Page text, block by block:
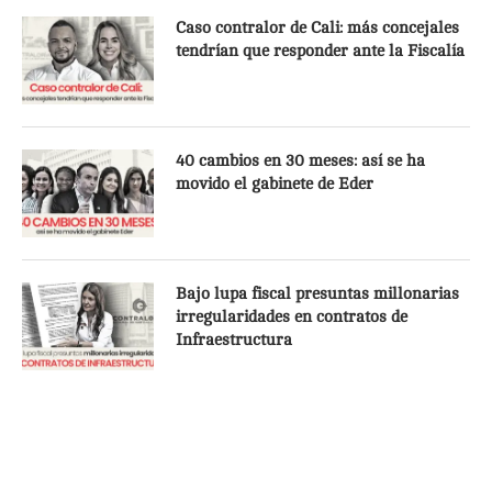
Caso contralor de Cali: más concejales
tendrían que responder ante la Fiscalía
40 cambios en 30 meses: así se ha
movido el gabinete de Eder
Bajo lupa fiscal presuntas millonarias
irregularidades en contratos de
Infraestructura